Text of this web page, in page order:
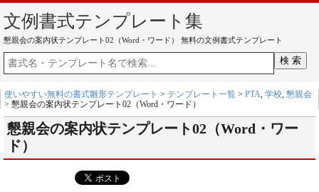
文例書式テンプレート集
懇親会の案内状テンプレート02（Word・ワード） 無料の文例書式テンプレート
使いやすい無料の書式雛形テンプレート > テンプレート一覧 > PTA, 学校, 懇親会
> 懇親会の案内状テンプレート02（Word・ワード）
懇親会の案内状テンプレート02（Word・ワー
ド）